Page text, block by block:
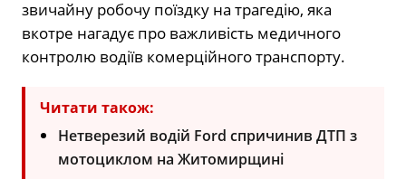
звичайну робочу поїздку на трагедію, яка
вкотре нагадує про важливість медичного
контролю водіїв комерційного транспорту.
Читати також:
Нетверезий водій Ford спричинив ДТП з
мотоциклом на Житомирщині